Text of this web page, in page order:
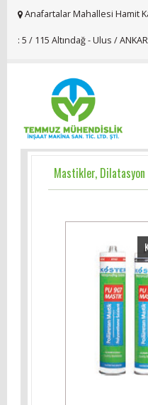
Anafartalar Mahallesi Hamit
: 5 / 115 Altındağ - Ulus /
Mastikler, Dilatasyon